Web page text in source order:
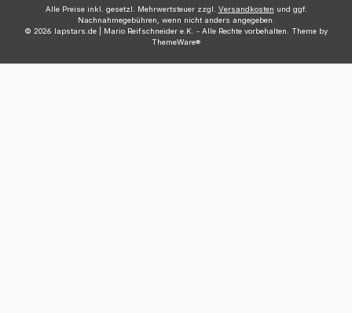
Alle Preise inkl. gesetzl. Mehrwertsteuer zzgl. Versandkosten und ggf.
Nachnahmegebühren, wenn nicht anders angegeben.
© 2026 lapstars.de | Mario Reifschneider e.K. - Alle Rechte vorbehalten. Theme by
ThemeWare®